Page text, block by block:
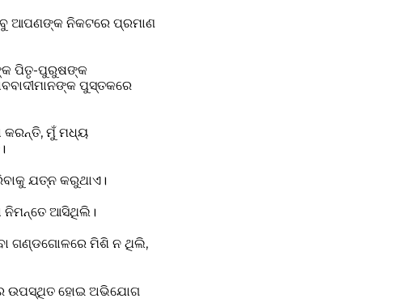
ଆପଣଙ୍କ ନିକଟରେ ପ୍ରମାଣ
ପିତୃ-ପୁରୁଷଙ୍କ
ପୁସ୍ତକରେ
କରନ୍ତି, ମୁଁ ମଧ୍ୟ
ଯତ୍ନ କରୁଥାଏ।
ନିମନ୍ତେ ଆସିଥିଲି।
ଗଣ୍ଡଗୋଳରେ ମିଶି ନ ଥିଲି,
ଉପସ୍ଥିତ ହୋଇ ଅଭିଯୋଗ